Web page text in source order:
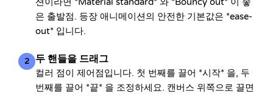
은 출발점. 등장 애니메이션의 안전한 기본값은 *ease-
out* 입니다.
2 두 핸들을 드래그
컬러 점이 제어점입니다. 첫 번째를 끌어 *시작* 을, 두
번째를 끌어 *끝* 을 조정하세요. 캔버스 위쪽으로 끌면